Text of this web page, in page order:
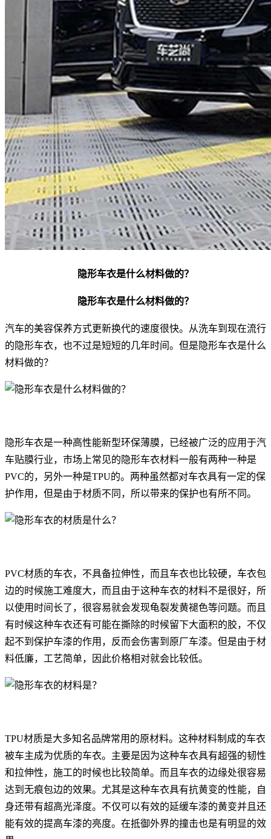
隐形车衣是什么材料做的？
隐形车衣是什么材料做的？
汽车的美容保养方式更新换代的速度很快。从洗车到现在流行
的隐形车衣，也不过是短短的几年时间。但是隐形车衣是什么
材料做的？
隐形车衣是一种高性能新型环保薄膜，已经被广泛的应用于汽
车贴膜行业，市场上常见的隐形车衣材料一般有两种一种是
PVC的，另外一种是TPU的。两种虽然都对车衣具有一定的保
护作用，但是由于材质不同，所以带来的保护也有所不同。
PVC材质的车衣，不具备拉伸性，而且车衣也比较硬，车衣包
边的时候施工难度大，而且由于这种车衣的材料不是很好，所
以使用时间长了，很容易就会发现龟裂发黄褪色等问题。而且
有时候这种车衣还有可能在撕除的时候留下大面积的胶，不仅
起不到保护车漆的作用，反而会伤害到原厂车漆。但是由于材
料低廉，工艺简单，因此价格相对就会比较低。
TPU材质是大多知名品牌常用的原材料。这种材料制成的车衣
被车主成为优质的车衣。主要是因为这种车衣具有超强的韧性
和拉伸性，施工的时候也比较简单。而且车衣的边缘处很容易
达到无痕包边的效果。尤其是这种车衣具有抗黄变的性能，自
身还带有超高光泽度。不仅可以有效的延缓车漆的黄变并且还
能有效的提高车漆的亮度。在抵御外界的撞击也是有明显的效